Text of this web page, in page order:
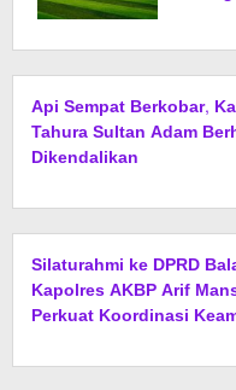
Api Sempat Berkobar,
Tahura Sultan Adam
Dikendalikan
Silaturahmi ke DPRD
Kapolres AKBP Arif
Perkuat Koordinasi